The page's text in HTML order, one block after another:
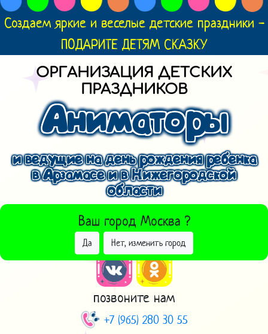
Создаем яркие и веселые детские праздники -
ПОДАРИТЕ ДЕТЯМ СКАЗКУ
ОРГАНИЗАЦИЯ ДЕТСКИХ
ПРАЗДНИКОВ
Аниматоры
и ведущие на день рождения ребенка
в Арзамасе и в Нижегородской
области
Ваш город Москва ?
Да Нет, изменить город
ВЫБРАТЬ ДРУГОЙ ГОРОД
позвоните нам
+7 (965) 280 30 55